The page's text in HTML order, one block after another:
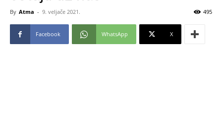
By Atma - 9. veljače 2021. 495
Facebook WhatsApp X